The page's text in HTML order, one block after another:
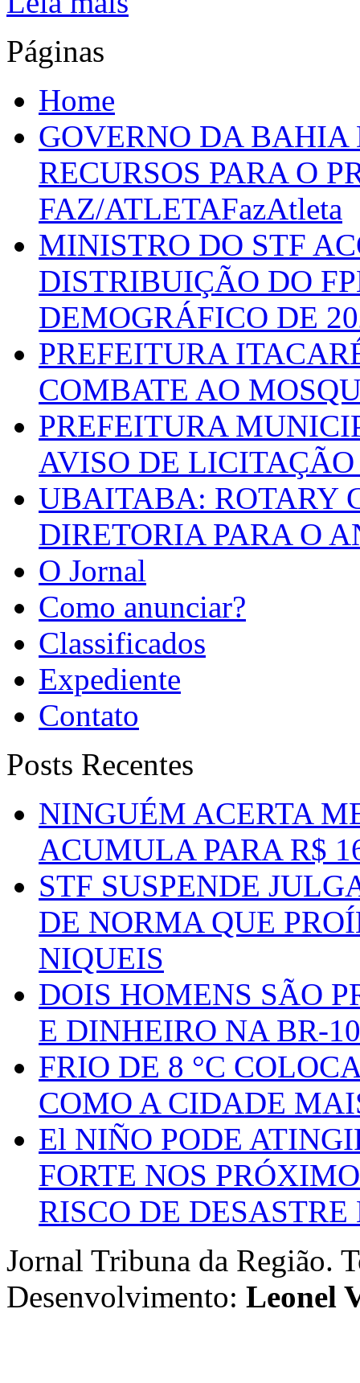
Páginas
Home
GOVERNO DA
RECURSOS PARA O
FAZ/ATLETAFazAtleta
MINISTRO DO STF
DISTRIBUIÇÃO DO
DEMOGRÁFICO DE
PREFEITURA
COMBATE AO
PREFEITURA
AVISO DE LICITAÇÃO
UBAITABA: ROTARY
DIRETORIA PARA O
O Jornal
Como anunciar?
Classificados
Expediente
Contato
Posts Recentes
NINGUÉM ACERTA
ACUMULA PARA R$
STF SUSPENDE
DE NORMA QUE
NIQUEIS
DOIS HOMENS SÃO
E DINHEIRO NA BR-
FRIO DE 8 °C
COMO A CIDADE
El NIÑO PODE
FORTE NOS
RISCO DE
Jornal Tribuna da Região.
Desenvolvimento: Leonel